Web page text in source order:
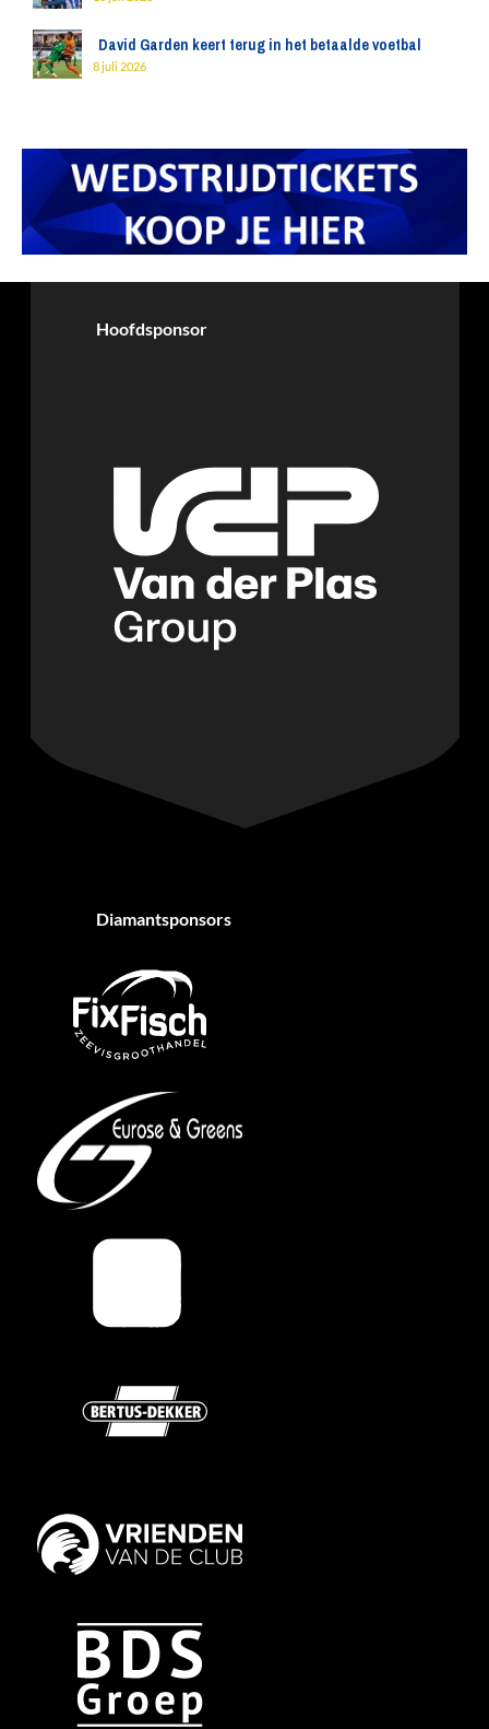
David Garden keert terug in het betaalde voetbal
8 juli 2026
Hoofdsponsor
Diamantsponsors